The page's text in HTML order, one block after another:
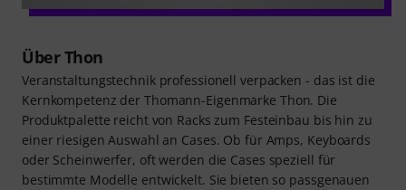
Über Thon
Veranstaltungstechnik professionell verpacken - das ist die
Kernkompetenz der Thomann-Eigenmarke Thon. Die
Produktpalette reicht von Racks zum Festeinbau bis hin zu
einer riesigen Auswahl an Cases. Ob für Amps, Keyboards
oder Scheinwerfer, oft werden die Cases speziell für
bestimmte Modelle entwickelt. Sie bieten so passgenauen